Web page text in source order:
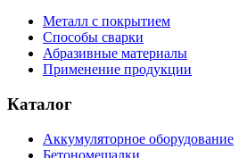
Металл с покрытием
Способы сварки
Абразивные материалы
Применение продукции
Каталог
Аккумуляторное оборудование
Бетономешалки